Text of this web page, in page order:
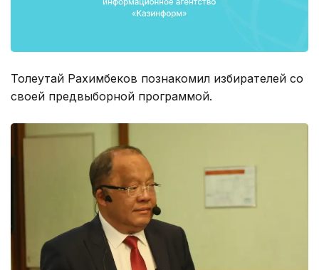
Толеутай Рахимбеков познакомил избирателей со
своей предвыборной программой.